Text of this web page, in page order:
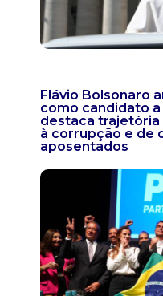
Flávio Bolsonaro
como candidato
destaca
à corrupção e de
aposentados